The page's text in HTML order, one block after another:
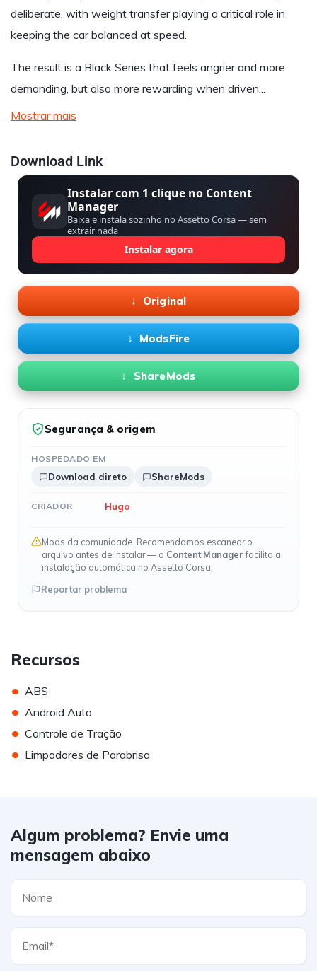
deliberate, with weight transfer playing a critical role in
keeping the car balanced at speed.
The result is a Black Series that feels angrier and more
demanding, but also more rewarding when driven...
Mostrar mais
Download Link
Instalar com 1 clique no Content
Manager
Baixa e instala sozinho no Assetto Corsa — sem
extrair nada
Instalar agora
Original
ModsFire
ShareMods
Segurança & origem
HOSPEDADO EM
Download direto ShareMods
CRIADOR Hugo
Mods da comunidade. Recomendamos escanear o
arquivo antes de instalar — o Content Managerfacilita a
instalação automática no Assetto Corsa.
Reportar problema
Recursos
• ABS
• Android Auto
• Controle de Tração
• Limpadores de Parabrisa
Algum problema? Envie uma
mensagem abaixo